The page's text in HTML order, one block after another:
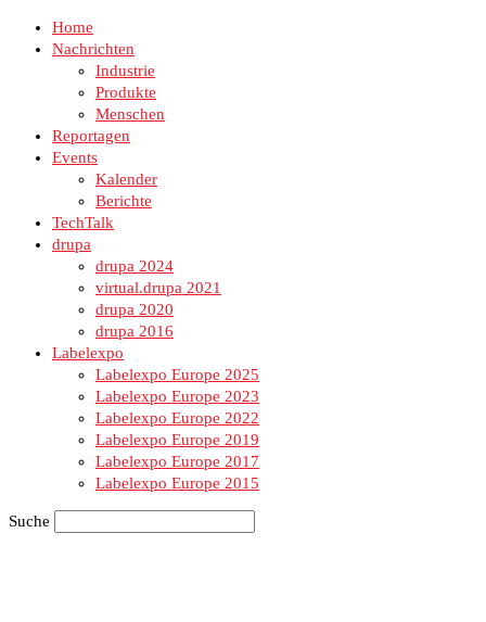
Home
Nachrichten
Industrie
Produkte
Menschen
Reportagen
Events
Kalender
Berichte
TechTalk
drupa
drupa 2024
virtual.drupa 2021
drupa 2020
drupa 2016
Labelexpo
Labelexpo Europe 2025
Labelexpo Europe 2023
Labelexpo Europe 2022
Labelexpo Europe 2019
Labelexpo Europe 2017
Labelexpo Europe 2015
Suche